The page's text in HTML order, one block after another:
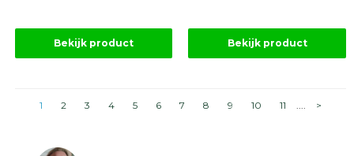
Bekijk product Bekijk product
1 2 3 4 5 6 7 8 9 10 11 .... >